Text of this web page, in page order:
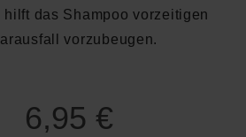
hilft das Shampoo vorzeitigen
vorzubeugen.
6,95 €